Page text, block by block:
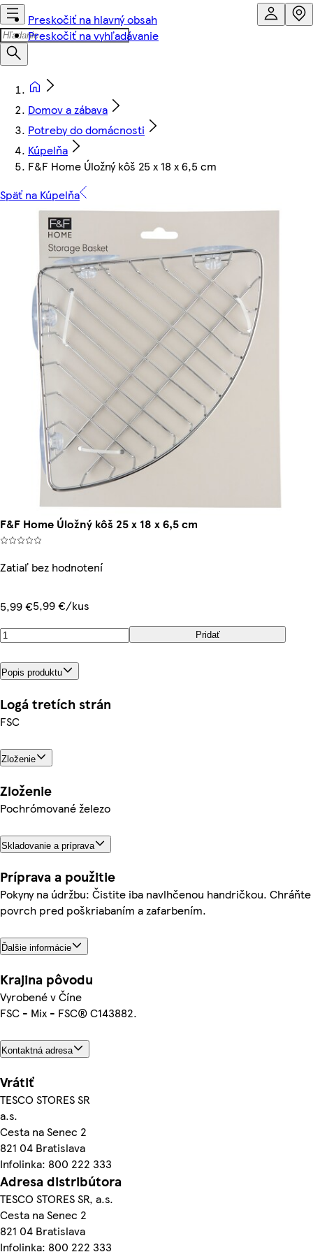
Preskočiť na hlavný obsah
Preskočiť na vyhľadávanie
Domov a zábava
Potreby do domácnosti
Kúpelňa
F&F Home Úložný kôš 25 x 18 x 6,5 cm
Späť na Kúpelňa
F&F Home Úložný kôš 25 x 18 x 6,5 cm
Zatiaľ bez hodnotení
5,99 €5,99 €/kus
Pridať
Popis produktu
Logá tretích strán
FSC
Zloženie
Zloženie
Pochrómované železo
Skladovanie a príprava
Príprava a použitie
Pokyny na údržbu: Čistite iba navlhčenou handričkou. Chráňte
povrch pred poškriabaním a zafarbením.
Ďalšie informácie
Krajina pôvodu
Vyrobené v Číne
FSC - Mix - FSC® C143882.
Kontaktná adresa
Vrátiť
TESCO STORES SR
a.s.
Cesta na Senec 2
821 04 Bratislava
Infolinka: 800 222 333
Adresa distribútora
TESCO STORES SR, a.s.
Cesta na Senec 2
821 04 Bratislava
Infolinka: 800 222 333